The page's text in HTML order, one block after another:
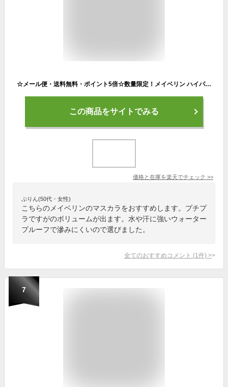
☆メール便・送料無料・ポイント5倍☆数量限定！メイベリン ハイパーカール ウォータープルーフR 01 ブラック(9.2ml) マスカラ 代引き不可 送料無料
この商品をサイトでみる
価格と在庫を楽天でチェック >>
ぷりん(50代・女性)
こちらのメイベリンのマスカラをおすすめします。プチプ
ラですがのボリュームが出ます。水や汗に強いウォーター
プルーフで滲みにくいので選びました。
全てのおすすめコメント (1 件) >
7